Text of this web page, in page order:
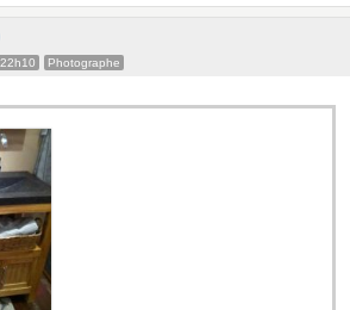
Photographe